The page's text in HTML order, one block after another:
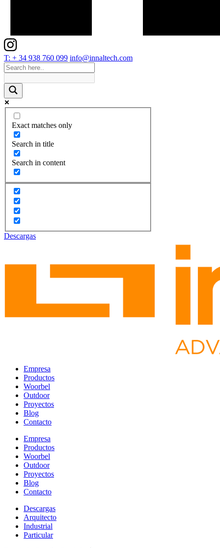
T: + 34 938 760 099 info@innaltech.com
Exact matches only
Search in title
Search in content
Descargas
Empresa
Productos
Woorbel
Outdoor
Proyectos
Blog
Contacto
Empresa
Productos
Woorbel
Outdoor
Proyectos
Blog
Contacto
Descargas
Arquitecto
Industrial
Particular